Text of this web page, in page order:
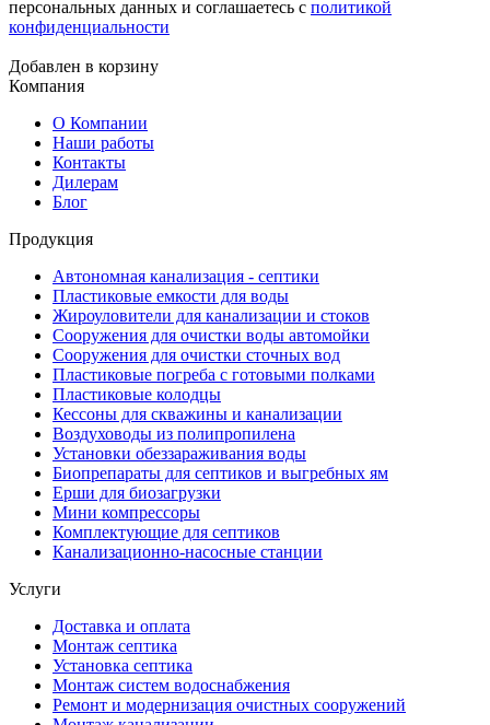
персональных данных и соглашаетесь с политикой
конфиденциальности
Добавлен в корзину
Компания
О Компании
Наши работы
Контакты
Дилерам
Блог
Продукция
Автономная канализация - септики
Пластиковые емкости для воды
Жироуловители для канализации и стоков
Сооружения для очистки воды автомойки
Сооружения для очистки сточных вод
Пластиковые погреба с готовыми полками
Пластиковые колодцы
Кессоны для скважины и канализации
Воздуховоды из полипропилена
Установки обеззараживания воды
Биопрепараты для септиков и выгребных ям
Ерши для биозагрузки
Мини компрессоры
Комплектующие для септиков
Канализационно-насосные станции
Услуги
Доставка и оплата
Монтаж септика
Установка септика
Монтаж систем водоснабжения
Ремонт и модернизация очистных сооружений